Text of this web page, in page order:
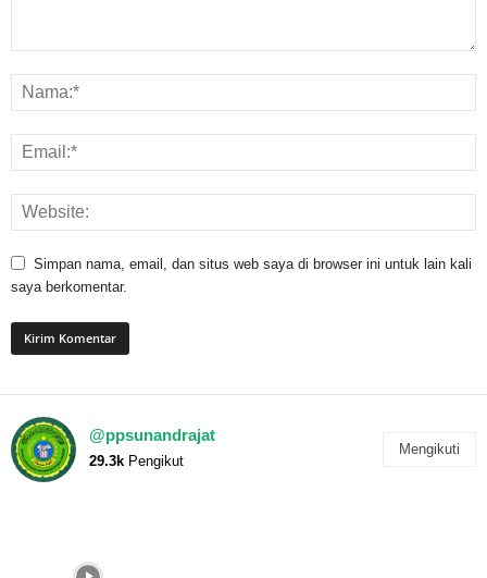
Simpan nama, email, dan situs web saya di browser ini untuk lain kali
saya berkomentar.
@ppsunandrajat
29.3k Pengikut
Mengikuti